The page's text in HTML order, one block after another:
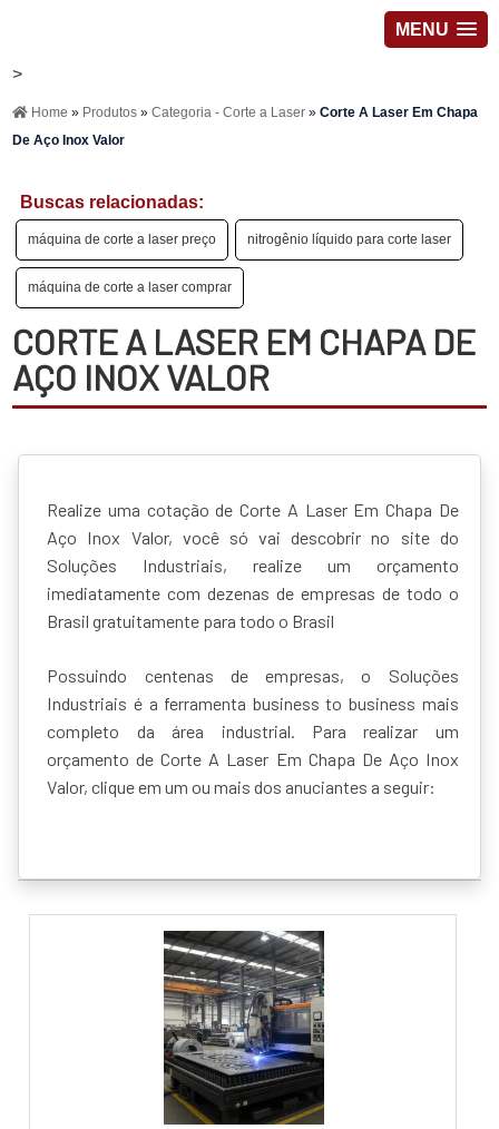
MENU
>
Home » Produtos»Categoria - Corte a Laser»Corte A Laser Em Chapa
De Aço Inox Valor
Buscas relacionadas:
máquina de corte a laser preço nitrogênio líquido para corte laser
máquina de corte a laser comprar
CORTE A LASER EM CHAPA DE
AÇO INOX VALOR
Realize uma cotação de Corte A Laser Em Chapa De
Aço Inox Valor, você só vai descobrir no site do
Soluções Industriais, realize um orçamento
imediatamente com dezenas de empresas de todo o
Brasil gratuitamente para todo o Brasil
Possuindo centenas de empresas, o Soluções
Industriais é a ferramenta business to business mais
completo da área industrial. Para realizar um
orçamento de Corte A Laser Em Chapa De Aço Inox
Valor, clique em um ou mais dos anuciantes a seguir: